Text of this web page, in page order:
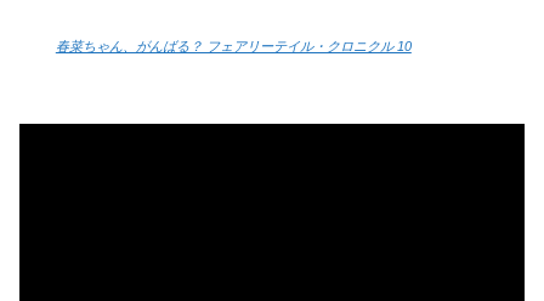
春菜ちゃん、がんばる？ フェアリーテイル・クロニクル 10